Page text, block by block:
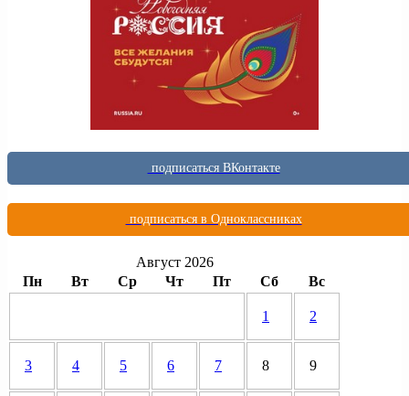
подписаться ВКонтакте
подписаться в Одноклассниках
Август 2026
Пн
Вт Ср Чт Пт Сб Вс
1 2
3 4 5 6 7 8 9